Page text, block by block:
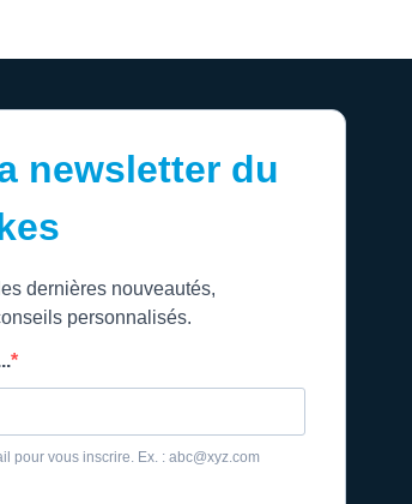
newsletter du
dernières nouveautés,
personnalisés.
pour vous inscrire. Ex. : abc@xyz.com